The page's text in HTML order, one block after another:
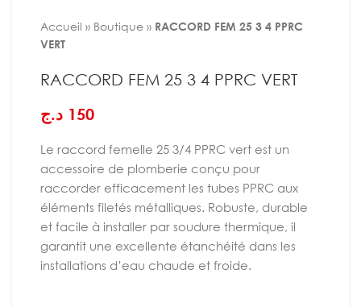
Accueil » Boutique » RACCORD FEM 25 3 4 PPRC
VERT
RACCORD FEM 25 3 4 PPRC VERT
150 د.ج
Le raccord femelle 25 3/4 PPRC vert est un
accessoire de plomberie conçu pour
raccorder efficacement les tubes PPRC aux
éléments filetés métalliques. Robuste, durable
et facile à installer par soudure thermique, il
garantit une excellente étanchéité dans les
installations d’eau chaude et froide.